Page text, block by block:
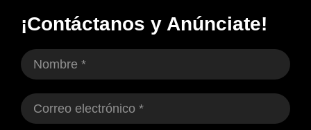
¡Contáctanos y Anúnciate!